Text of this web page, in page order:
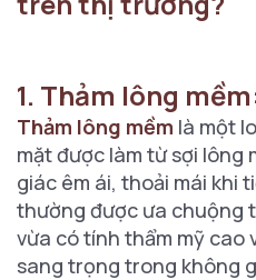
1. Thảm lông
Thảm lông mềm là một
mặt được làm từ sợi lông
giác êm ái, thoải mái khi
thường được ưa chuộng
vừa có tính thẩm mỹ cao
sang trọng trong không